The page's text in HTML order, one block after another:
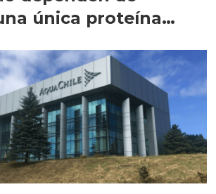
única proteína